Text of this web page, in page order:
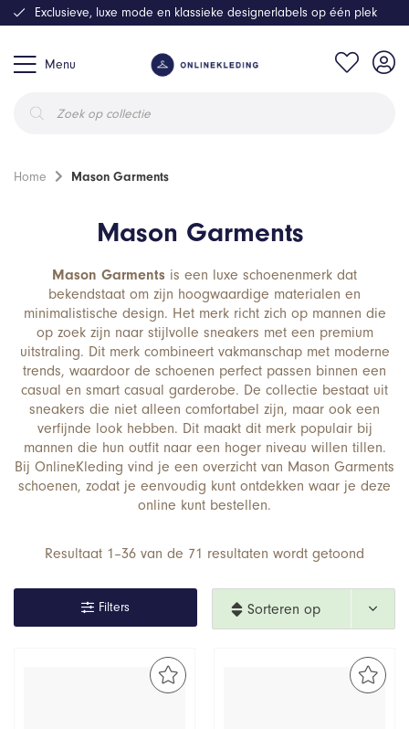
Menu
zoeken
Exclusieve, luxe mode en klassieke designerlabels op één plek
Home Mason Garments
Mason Garments
Mason Garments is een luxe schoenenmerk dat
bekendstaat om zijn hoogwaardige materialen en
minimalistische design. Het merk richt zich op mannen die
op zoek zijn naar stijlvolle sneakers met een premium
uitstraling. Dit merk combineert vakmanschap met moderne
trends, waardoor de schoenen perfect passen binnen een
casual en smart casual garderobe. De collectie bestaat uit
sneakers die niet alleen comfortabel zijn, maar ook een
verfijnde look hebben. Dit maakt dit merk populair bij
mannen die hun outfit naar een hoger niveau willen tillen.
Bij OnlineKleding vind je een overzicht van Mason Garments
schoenen, zodat je eenvoudig kunt ontdekken waar je deze
online kunt bestellen.
Resultaat 1–36 van de 71 resultaten wordt getoond
Filters Sorteren op